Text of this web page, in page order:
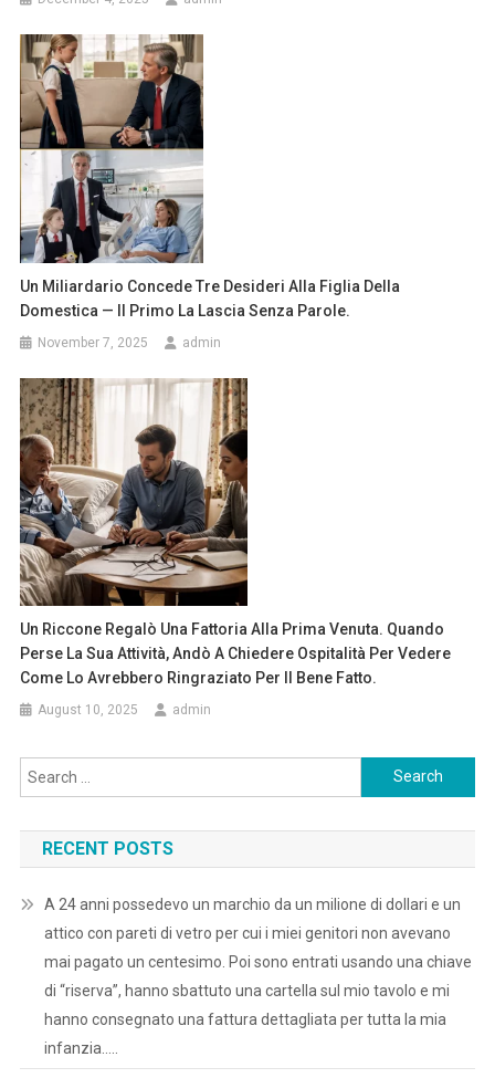
Un Miliardario Concede Tre Desideri Alla Figlia Della
Domestica — Il Primo La Lascia Senza Parole.
November 7, 2025 admin
Un Riccone Regalò Una Fattoria Alla Prima Venuta. Quando
Perse La Sua Attività, Andò A Chiedere Ospitalità Per Vedere
Come Lo Avrebbero Ringraziato Per Il Bene Fatto.
August 10, 2025 admin
Search
for:
RECENT POSTS
A 24 anni possedevo un marchio da un milione di dollari e un
attico con pareti di vetro per cui i miei genitori non avevano
mai pagato un centesimo. Poi sono entrati usando una chiave
di “riserva”, hanno sbattuto una cartella sul mio tavolo e mi
hanno consegnato una fattura dettagliata per tutta la mia
infanzia…..